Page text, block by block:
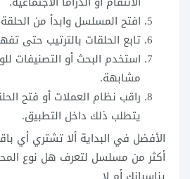
افتح المسلسل وابدأ من
تابع الحلقات بالترتيب حتى
استخدم البحث أو التصنيفات
مشابهة.
راقب نظام العملات أو فتح
يتطلب ذلك داخل التطبيق.
الأفضل في البداية ألا تشتري أي
أكثر من مسلسل لتعرف هل نوع